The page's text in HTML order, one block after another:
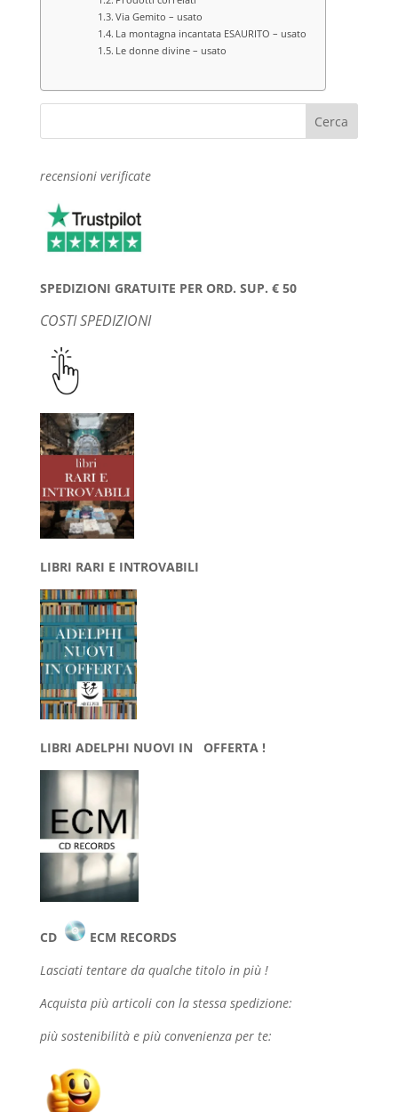
Via Gemito – usato
La montagna incantata ESAURITO – usato
Le donne divine – usato
recensioni verificate
SPEDIZIONI GRATUITE PER ORD. SUP. € 50
COSTI SPEDIZIONI
LIBRI RARI E INTROVABILI
LIBRI ADELPHI NUOVI IN OFFERTA !
CD
ECM RECORDS
Lasciati tentare da qualche titolo in più !
Acquista più articoli con la stessa spedizione:
più sostenibilità e più convenienza per te: